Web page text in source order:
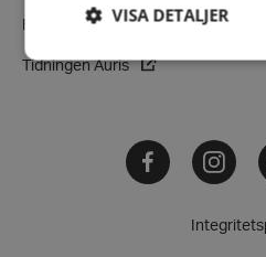
Hörseltestaren - testa din hörsel nu
Tidningen Auris
FacebookInstagram
VISA DETALJER
Strikt nödvändiga kakor
och kontohantering.
användas ordentligt utan